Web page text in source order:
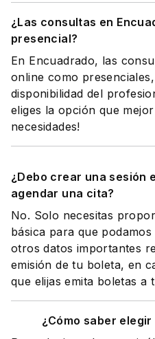
¿Las consultas en
presencial?
En Encuadrado, las
online como
disponibilidad del
eliges la opción que
necesidades!
¿Debo crear una sesión
agendar una cita?
No. Solo necesitas
básica para que
otros datos importantes
emisión de tu boleta, en
que elijas emita boletas a
¿Cómo saber